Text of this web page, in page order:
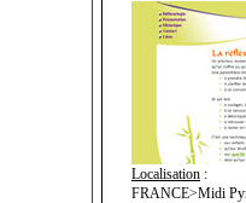
Localisation :
FRANCE>Midi